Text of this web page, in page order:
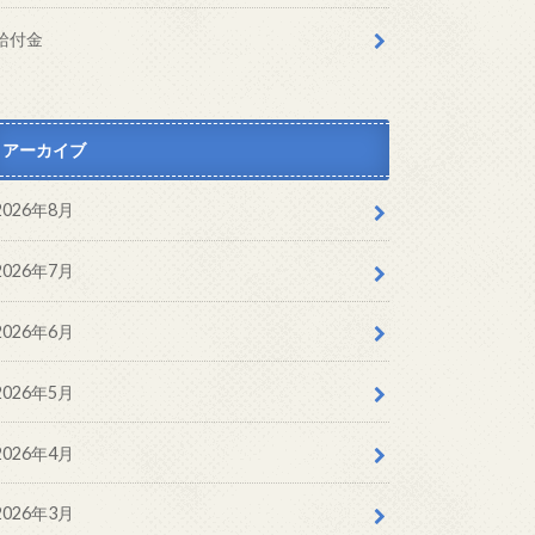
付金
アーカイブ
年8月
年7月
年6月
年5月
年4月
年3月